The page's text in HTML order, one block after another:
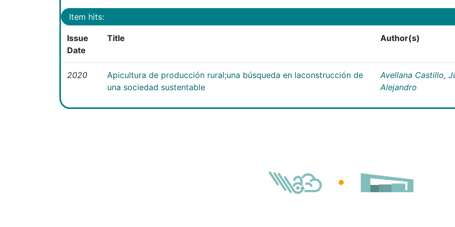
Item hits:
Issue
Date
Title Author(s)
2020
Apicultura de producción rural;una búsqueda en laconstrucción de
una sociedad sustentable
Avellana Castillo,
Alejandro